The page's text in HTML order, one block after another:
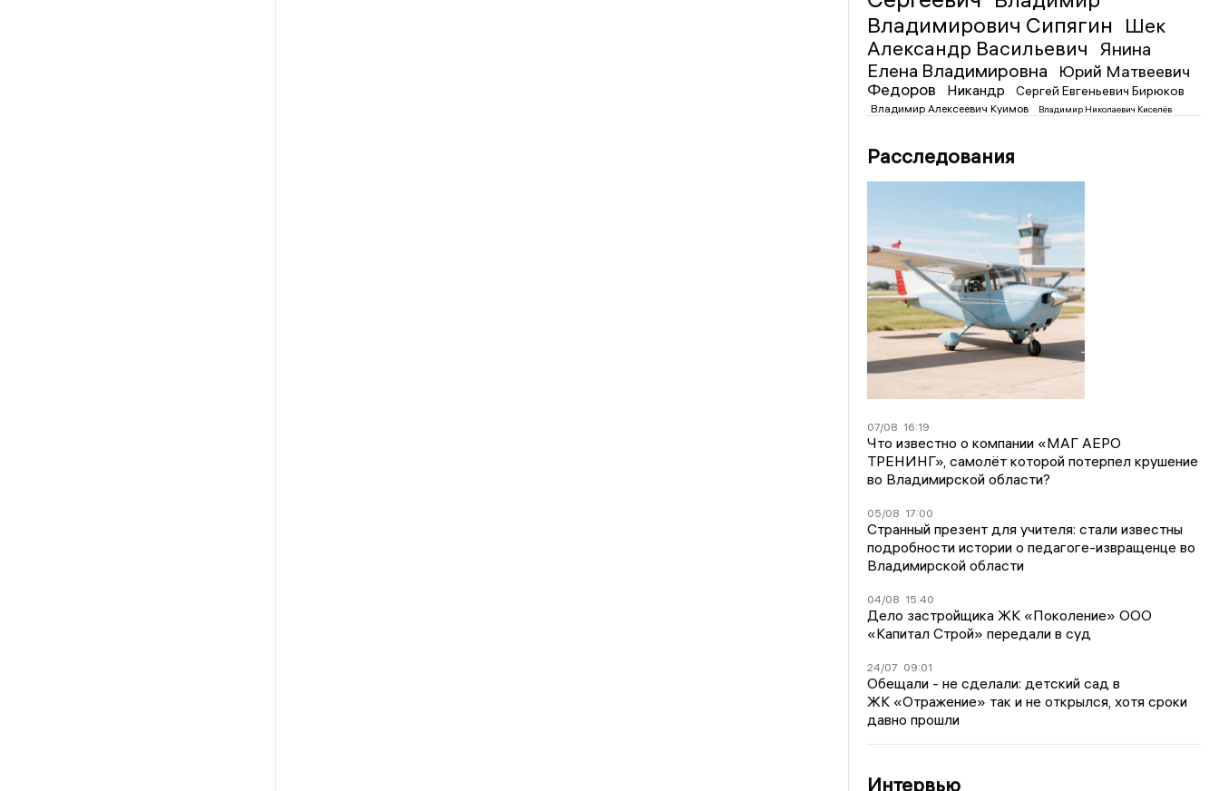
Владимирович Сипягин Шек
Александр Васильевич
Янина
Елена Владимировна
Юрий Матвеевич
Федоров
Никандр Сергей Евгеньевич Бирюков
Владимир Алексеевич Куимов Владимир Николаевич Киселёв
Расследования
07/08 16:19
Что известно о компании «МАГ АЕРО
ТРЕНИНГ», самолёт которой потерпел крушение
во Владимирской области?
05/08 17:00
Странный презент для учителя: стали известны
подробности истории о педагоге-извращенце во
Владимирской области
04/08 15:40
Дело застройщика ЖК «Поколение» ООО
«Капитал Строй» передали в суд
24/07 09:01
Обещали - не сделали: детский сад в
ЖК «Отражение» так и не открылся, хотя сроки
давно прошли
Интервью